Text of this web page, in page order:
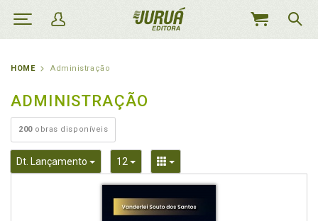
MEU
HOME Administração
ADMINISTRAÇÃO
200obras disponíveis
Dt. Lançamento Toggle Dropdown
12 Toggle DropdownToggle Dropdown